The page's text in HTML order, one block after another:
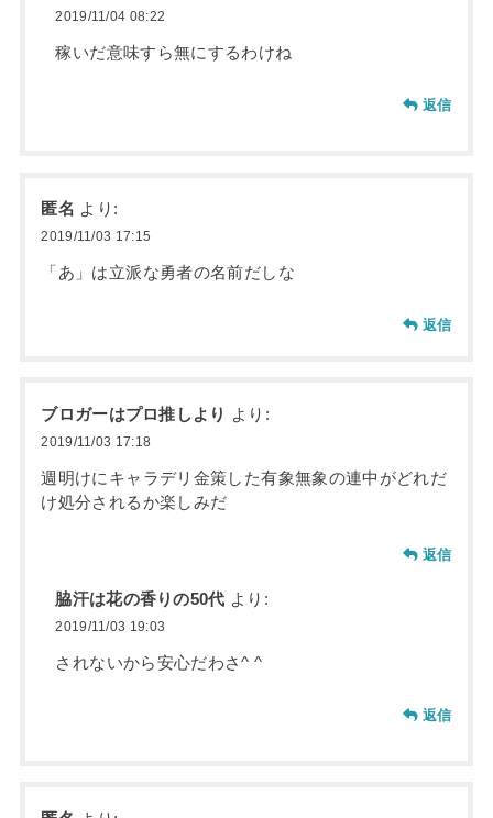
2019/11/04 08:22
稼いだ意味すら無にするわけね
返信
匿名 より:
2019/11/03 17:15
「あ」は立派な勇者の名前だしな
返信
ブロガーはプロ推しより より:
2019/11/03 17:18
週明けにキャラデリ金策した有象無象の連中がどれだ
け処分されるか楽しみだ
返信
脇汗は花の香りの50代 より:
2019/11/03 19:03
されないから安心だわさ^ ^
返信